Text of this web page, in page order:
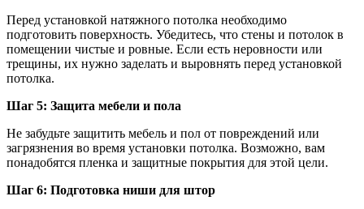
Перед установкой натяжного потолка необходимо
подготовить поверхность. Убедитесь, что стены и потолок в
помещении чистые и ровные. Если есть неровности или
трещины, их нужно заделать и выровнять перед установкой
потолка.
Шаг 5: Защита мебели и пола
Не забудьте защитить мебель и пол от повреждений или
загрязнения во время установки потолка. Возможно, вам
понадобятся пленка и защитные покрытия для этой цели.
Шаг 6: Подготовка ниши для штор